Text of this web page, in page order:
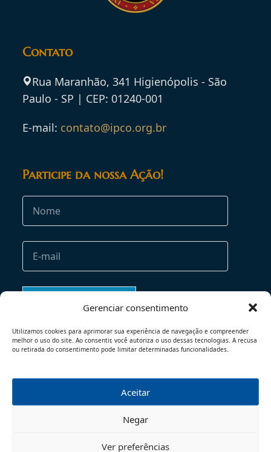
Gerenciar consentimento
Utilizamos cookies para aprimorar sua experiência de navegação e compreender
melhor o uso do site. Ao consentir, você autoriza o uso dessas tecnologias. A recusa
ou retirada do consentimento pode limitar determinadas funcionalidades.
Aceitar
Negar
Ver preferências
Contato
Rua Maranhão, 341 Higienópolis - São
Paulo - SP | CEP: 01240-001
E-mail: contato@ipco.org.br
Participe da nossa Ação!
POLÍTICA DE PRIVACIDADE
© 2026 - TODOS OS DIREITOS RESERVADOS